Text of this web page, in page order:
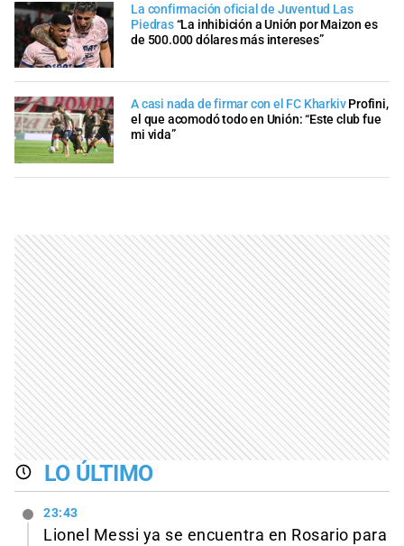
La confirmación oficial de Juventud Las
Piedras“La inhibición a Unión por Maizon es
de 500.000 dólares más intereses”
A casi nada de firmar con el FC Kharkiv Profini,
el que acomodó todo en Unión: “Este club fue
mi vida”
LO ÚLTIMO
23:43
Lionel Messi ya se encuentra en Rosario para